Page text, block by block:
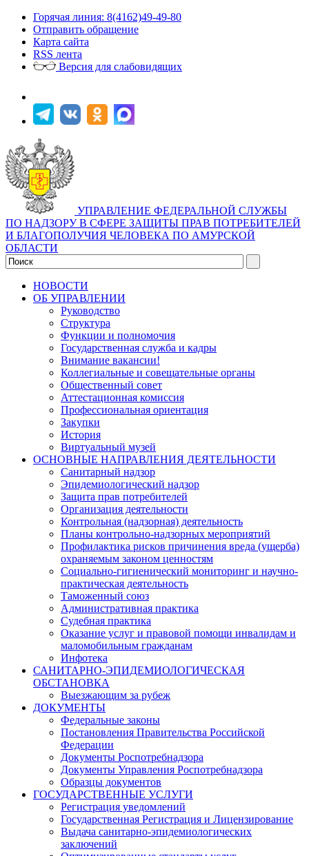
Горячая линия: 8(4162)49-49-80
Отправить обращение
Карта сайта
RSS лента
Версия для слабовидящих
УПРАВЛЕНИЕ ФЕДЕРАЛЬНОЙ СЛУЖБЫ
ПО НАДЗОРУ В СФЕРЕ ЗАЩИТЫ ПРАВ ПОТРЕБИТЕЛЕЙ
И БЛАГОПОЛУЧИЯ ЧЕЛОВЕКА ПО АМУРСКОЙ
ОБЛАСТИ
НОВОСТИ
ОБ УПРАВЛЕНИИ
Руководство
Структура
Функции и полномочия
Государственная служба и кадры
Внимание вакансии!
Коллегиальные и совещательные органы
Общественный совет
Аттестационная комиссия
Профессиональная ориентация
Закупки
История
Виртуальный музей
ОСНОВНЫЕ НАПРАВЛЕНИЯ ДЕЯТЕЛЬНОСТИ
Санитарный надзор
Эпидемиологический надзор
Защита прав потребителей
Организация деятельности
Контрольная (надзорная) деятельность
Планы контрольно-надзорных мероприятий
Профилактика рисков причинения вреда (ущерба)
охраняемым законом ценностям
Социально-гигиенический мониторинг и научно-
практическая деятельность
Таможенный союз
Административная практика
Судебная практика
Оказание услуг и правовой помощи инвалидам и
маломобильным гражданам
Инфотека
САНИТАРНО-ЭПИДЕМИОЛОГИЧЕСКАЯ
ОБСТАНОВКА
Выезжающим за рубеж
ДОКУМЕНТЫ
Федеральные законы
Постановления Правительства Российской
Федерации
Документы Роспотребнадзора
Документы Управления Роспотребнадзора
Образцы документов
ГОСУДАРСТВЕННЫЕ УСЛУГИ
Регистрация уведомлений
Государственная Регистрация и Лицензирование
Выдача санитарно-эпидемиологических
заключений